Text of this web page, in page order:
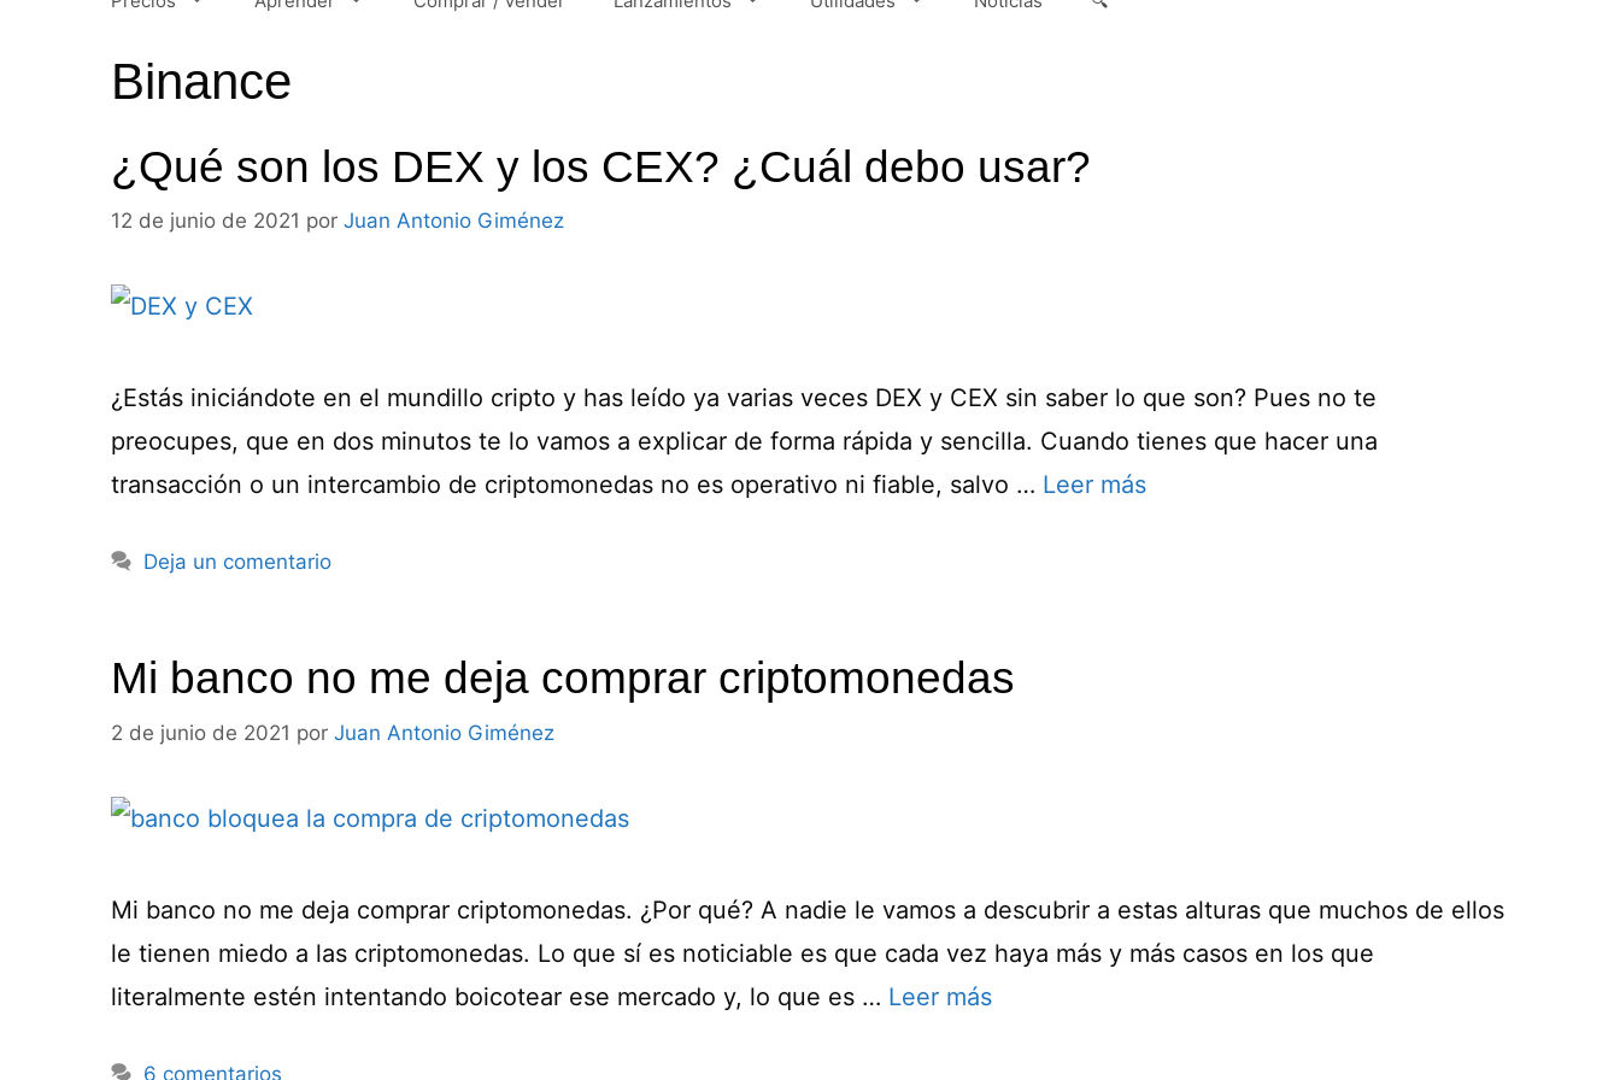
Binance
¿Qué son los DEX y los CEX? ¿Cuál debo usar?
12 de junio de 2021 por Juan Antonio Giménez
¿Estás iniciándote en el mundillo cripto y has leído ya varias veces DEX y CEX sin saber lo que son? Pues no te
preocupes, que en dos minutos te lo vamos a explicar de forma rápida y sencilla. Cuando tienes que hacer una
transacción o un intercambio de criptomonedas no es operativo ni fiable, salvo … Leer más
Deja un comentario
Mi banco no me deja comprar criptomonedas
2 de junio de 2021 por Juan Antonio Giménez
Mi banco no me deja comprar criptomonedas. ¿Por qué? A nadie le vamos a descubrir a estas alturas que muchos de ellos
le tienen miedo a las criptomonedas. Lo que sí es noticiable es que cada vez haya más y más casos en los que
literalmente estén intentando boicotear ese mercado y, lo que es … Leer más
6 comentarios